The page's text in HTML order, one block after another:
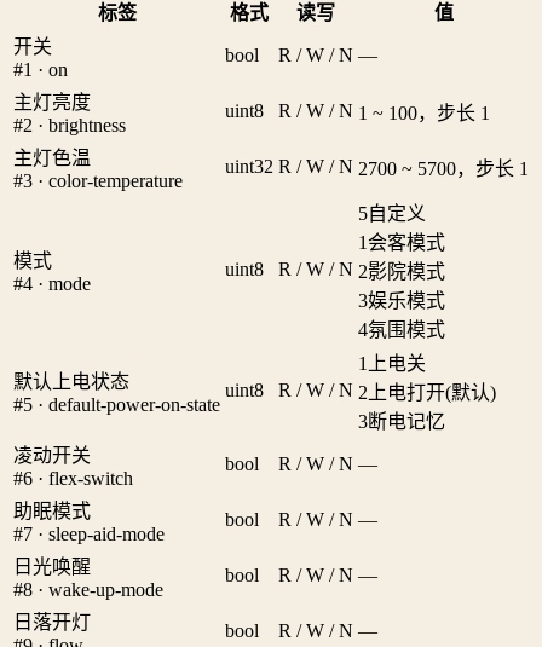
标签 格式 读写
值
开关
#1 · on
bool R / W / N —
主灯亮度
#2 · brightness
uint8 R / W / N 1 ~ 100，步长 1
主灯色温
#3 · color-temperature
uint32 R / W / N 2700 ~ 5700，步长 1
模式
#4 · mode
uint8 R / W / N
5自定义
1 会客模式
2影院模式
3娱乐模式
4氛围模式
默认上电状态
#5 · default-power-on-state
uint8 R / W / N
1
上电关
2 上电打开(默认)
3断电记忆
凌动开关
#6 · flex-switch
bool R / W / N —
助眠模式
#7 · sleep-aid-mode
bool R / W / N —
日光唤醒
#8 · wake-up-mode
bool R / W / N —
日落开灯
bool R / W / N —